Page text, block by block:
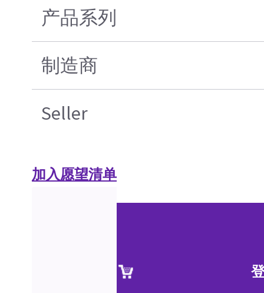
产品系列
制造商
Seller
加入愿望清单